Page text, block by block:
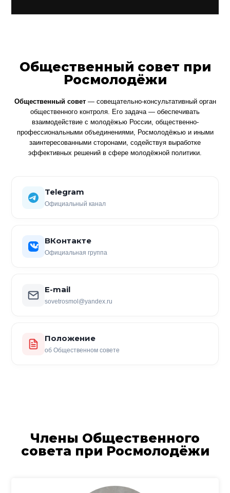
Общественный совет при
Росмолодёжи
Общественный совет— совещательно-консультативный орган
общественного контроля. Его задача — обеспечивать
взаимодействие с молодёжью России, общественно-
профессиональными объединениями, Росмолодёжью и иными
заинтересованными сторонами, содействуя выработке
эффективных решений в сфере молодёжной политики.
Telegram
Официальный канал
ВКонтакте
Официальная группа
E-mail
sovetrosmol@yandex.ru
Положение
об Общественном совете
Члены Общественного
совета при Росмолодёжи